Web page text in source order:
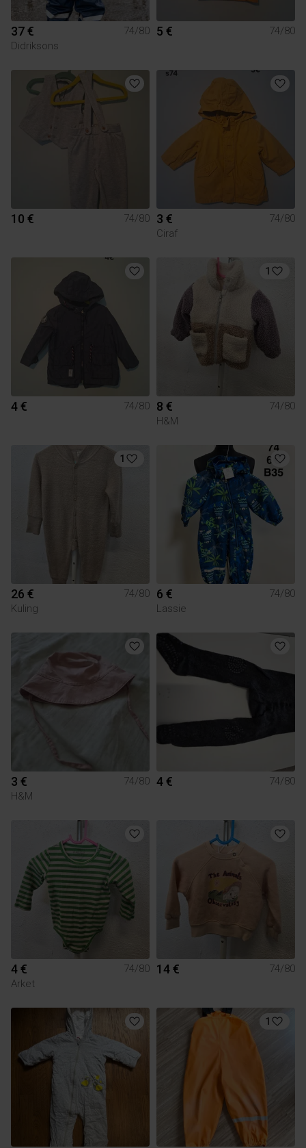
37 €
74/80
Didriksons
5 € 74/80
10 € 74/80 3 €
74/80
Ciraf
4 € 74/80
1
8 €
74/80
H&M
1
26 €
74/80
Kuling
6 €
74/80
Lassie
3 €
74/80
H&M
4 € 74/80
4 €
74/80
Arket
14 € 74/80
1